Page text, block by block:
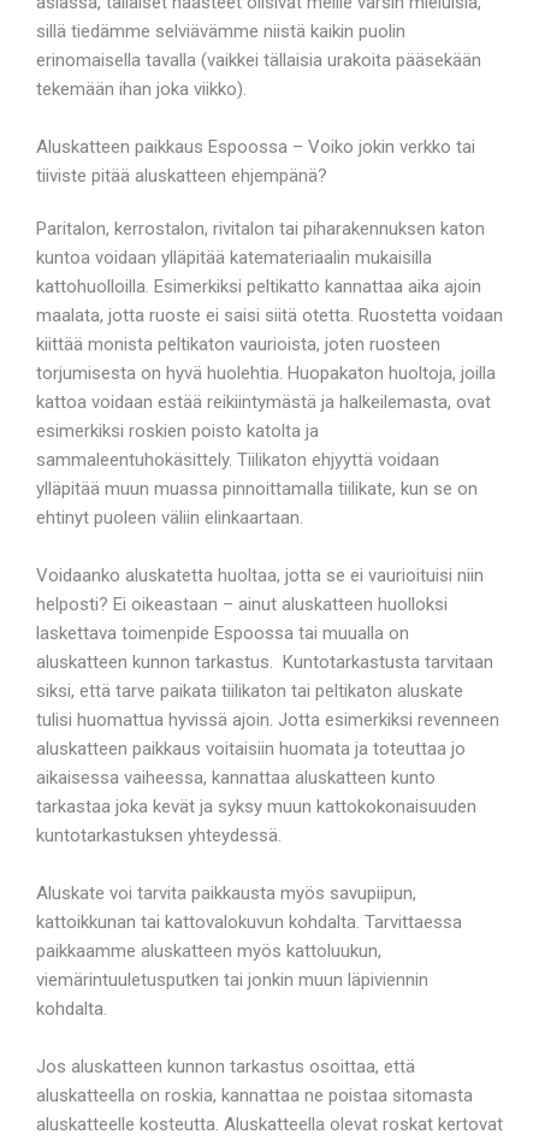
sillä tiedämme selviävämme niistä kaikin puolin
erinomaisella tavalla (vaikkei tällaisia urakoita pääsekään
tekemään ihan joka viikko).
Aluskatteen paikkaus Espoossa – Voiko jokin verkko tai
tiiviste pitää aluskatteen ehjempänä?
Paritalon, kerrostalon, rivitalon tai piharakennuksen katon
kuntoa voidaan ylläpitää katemateriaalin mukaisilla
kattohuolloilla. Esimerkiksi peltikatto kannattaa aika ajoin
maalata, jotta ruoste ei saisi siitä otetta. Ruostetta voidaan
kiittää monista peltikaton vaurioista, joten ruosteen
torjumisesta on hyvä huolehtia. Huopakaton huoltoja, joilla
kattoa voidaan estää reikiintymästä ja halkeilemasta, ovat
esimerkiksi roskien poisto katolta ja
sammaleentuhokäsittely. Tiilikaton ehjyyttä voidaan
ylläpitää muun muassa pinnoittamalla tiilikate, kun se on
ehtinyt puoleen väliin elinkaartaan.
Voidaanko aluskatetta huoltaa, jotta se ei vaurioituisi niin
helposti? Ei oikeastaan – ainut aluskatteen huolloksi
laskettava toimenpide Espoossa tai muualla on
aluskatteen kunnon tarkastus. Kuntotarkastusta tarvitaan
siksi, että tarve paikata tiilikaton tai peltikaton aluskate
tulisi huomattua hyvissä ajoin. Jotta esimerkiksi revenneen
aluskatteen paikkaus voitaisiin huomata ja toteuttaa jo
aikaisessa vaiheessa, kannattaa aluskatteen kunto
tarkastaa joka kevät ja syksy muun kattokokonaisuuden
kuntotarkastuksen yhteydessä.
Aluskate voi tarvita paikkausta myös savupiipun,
kattoikkunan tai kattovalokuvun kohdalta. Tarvittaessa
paikkaamme aluskatteen myös kattoluukun,
viemärintuuletusputken tai jonkin muun läpiviennin
kohdalta.
Jos aluskatteen kunnon tarkastus osoittaa, että
aluskatteella on roskia, kannattaa ne poistaa sitomasta
aluskatteelle kosteutta. Aluskatteella olevat roskat kertovat